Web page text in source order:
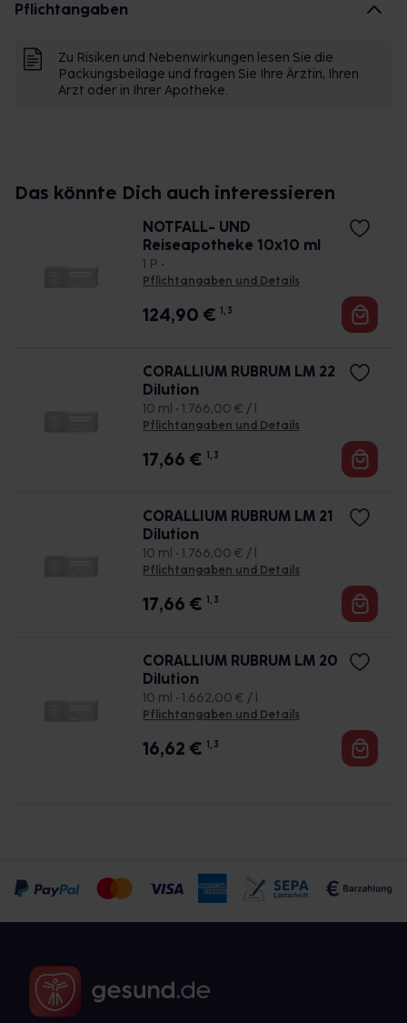
Pflichtangaben
Zu Risiken und Nebenwirkungen lesen Sie die
Packungsbeilage und fragen Sie Ihre Ärztin, Ihren
Arzt oder in Ihrer Apotheke.
Das könnte Dich auch interessieren
NOTFALL- UND
Reiseapotheke 10x10 ml
1 P •
Pflichtangaben und Details
124,90 € 1, 3
CORALLIUM RUBRUM LM 22
Dilution
10 ml • 1.766,00 € / l
Pflichtangaben und Details
17,66 € 1, 3
CORALLIUM RUBRUM LM 21
Dilution
10 ml • 1.766,00 € / l
Pflichtangaben und Details
17,66 € 1, 3
CORALLIUM RUBRUM LM 20
Dilution
10 ml • 1.662,00 € / l
Pflichtangaben und Details
16,62 € 1, 3